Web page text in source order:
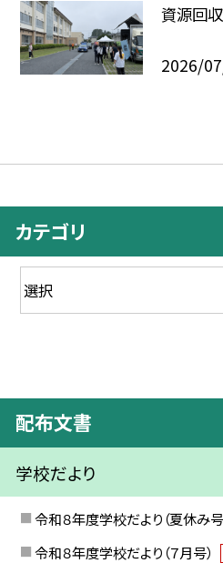
資源回
2026/
カテゴリ
配布文書
学校だより
令和８年度学校だより（夏休み号
令和８年度学校だより（７月号）